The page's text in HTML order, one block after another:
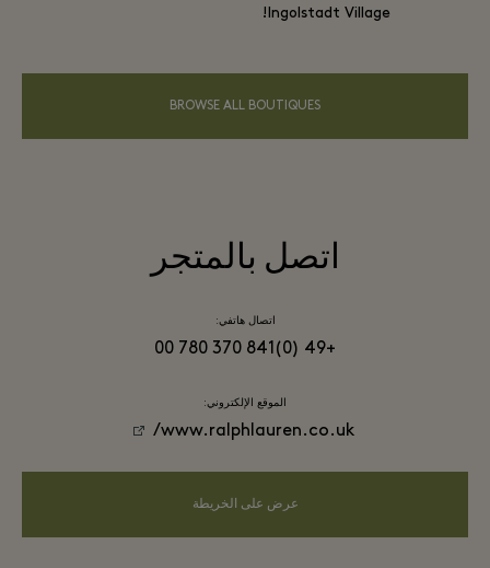
Ingolstadt Village!
BROWSE ALL BOUTIQUES
اتصل بالمتجر
اتصال هاتفي:
+49 (0)841 370 780 00
الموقع الإلكتروني:
www.ralphlauren.co.uk/
عرض على الخريطة